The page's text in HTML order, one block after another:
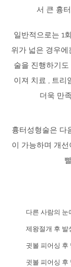
서 큰 흉
일반적으로는 1
위가 넓은 경우
술을 진행하기
이져 치료 , 트리
더욱 만
흉터성형술은 다
이 가능하며 개
다른 사람의 눈
제왕절개 후 발
귓볼 피어싱 후
귓볼 피어싱 후